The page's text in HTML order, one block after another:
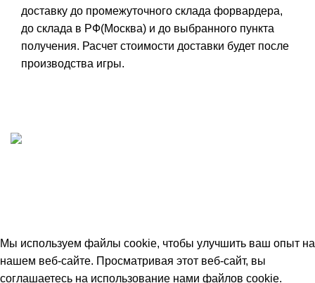
доставку до промежуточного склада форвардера,
до склада в РФ(Москва) и до выбранного пункта
получения. Расчет стоимости доставки будет после
производства игры.
Мы используем файлы cookie, чтобы улучшить ваш опыт на
нашем веб-сайте. Просматривая этот веб-сайт, вы
соглашаетесь на использование нами файлов cookie.